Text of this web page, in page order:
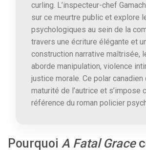
curling. L’inspecteur-chef
sur ce meurtre public et explore
psychologiques au sein de la
travers une écriture élégante et
construction narrative maîtrisée,
aborde manipulation, violence
justice morale. Ce polar canadien
maturité de l’autrice et s’impose
référence du roman policier
Pourquoi A Fatal Grace